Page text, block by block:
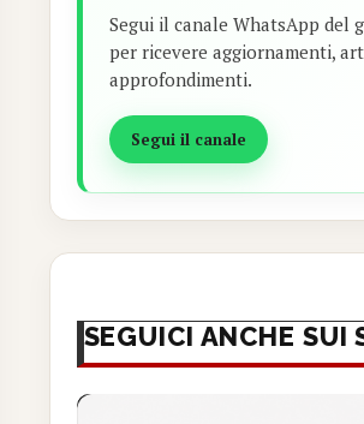
Segui il canale WhatsApp del
per ricevere aggiornamenti,
approfondimenti.
Segui il canale
SEGUICI ANCHE SUI